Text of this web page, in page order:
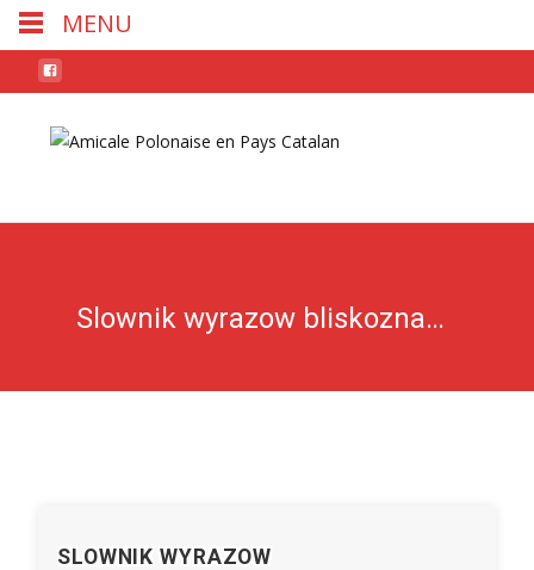
Slownik wyrazow bliskoznacznych
SLOWNIK WYRAZOW
MENU